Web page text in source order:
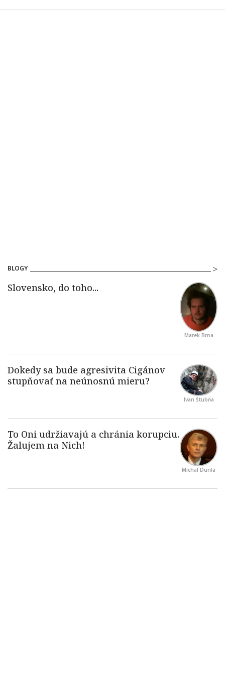
BLOGY
Marek Brna
Ivan Štubňa
Michal Durila